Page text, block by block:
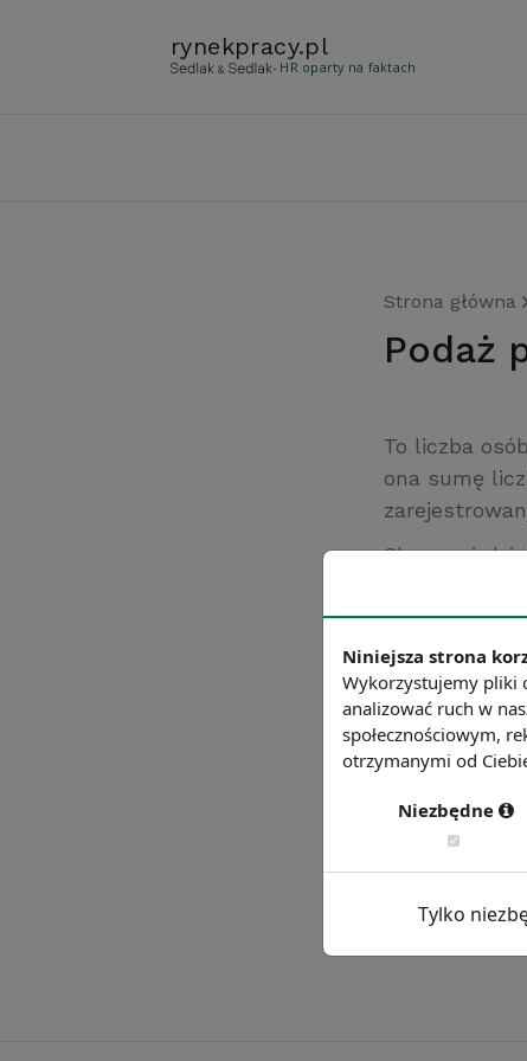
rynekpracy.pl
- HR oparty na faktach
Strona główna
To liczba
ona sumę
Chcesz
Niniejsza strona
Wykorzystujemy pliki
analizować ruch w
społecznościowym,
otrzymanymi od
Niezbędne
Tylko